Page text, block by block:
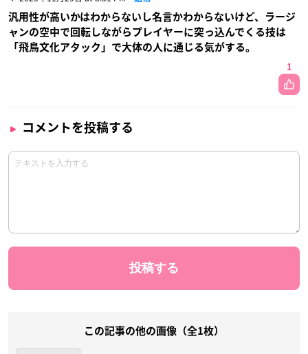
汎用性が高いかはわからないし名言かわからないけど、ラージ
ャンの空中で回転しながらプレイヤーに突っ込んでくる技は
「飛鳥文化アタック」で大体の人に通じる気がする。
1
コメントを投稿する
この記事の他の画像（全1枚）